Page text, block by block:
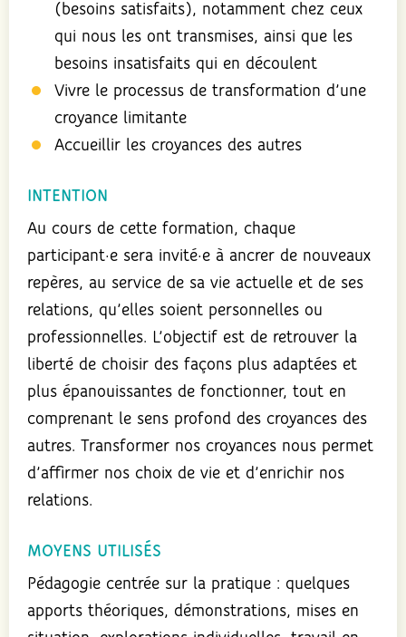
(besoins satisfaits), notamment chez ceux
qui nous les ont transmises, ainsi que les
besoins insatisfaits qui en découlent
Vivre le processus de transformation d’une
croyance limitante
Accueillir les croyances des autres
INTENTION
Au cours de cette formation, chaque
participant·e sera invité·e à ancrer de nouveaux
repères, au service de sa vie actuelle et de ses
relations, qu’elles soient personnelles ou
professionnelles. L’objectif est de retrouver la
liberté de choisir des façons plus adaptées et
plus épanouissantes de fonctionner, tout en
comprenant le sens profond des croyances des
autres. Transformer nos croyances nous permet
d’affirmer nos choix de vie et d’enrichir nos
relations.
MOYENS UTILISÉS
Pédagogie centrée sur la pratique : quelques
apports théoriques, démonstrations, mises en